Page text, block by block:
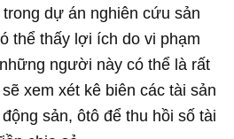
dự án nghiên cứu sản
thể thấy lợi ích do vi phạm
người này có thể là rất
xem xét kê biên các tài sản
sản, ôtô để thu hồi số tài